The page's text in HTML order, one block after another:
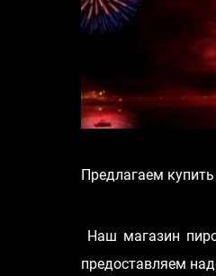
Предлагаем
Наш магазин
предоставляем